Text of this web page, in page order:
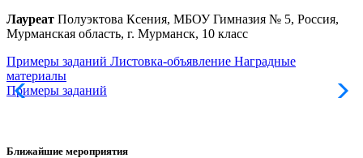
Лауреат Полуэктова Ксения, МБОУ Гимназия № 5, Россия,
Мурманская область, г. Мурманск, 10 класс
Примеры заданий Листовка-объявление Наградные
материалы
Примеры заданий
Ближайшие мероприятия